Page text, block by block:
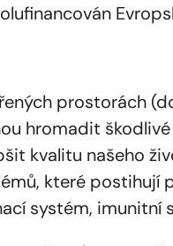
prostorách
hromadit
kvalitu našeho
které postihují
systém, imunitní